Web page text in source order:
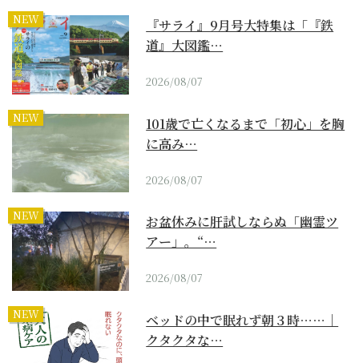
NEW
『サライ』9月号大特集は「『鉄
道』大図鑑…
2026/08/07
NEW
101歳で亡くなるまで「初心」を胸
に高み…
2026/08/07
NEW
お盆休みに肝試しならぬ「幽霊ツ
アー」。“…
2026/08/07
NEW
ベッドの中で眠れず朝３時……｜
クタクタな…